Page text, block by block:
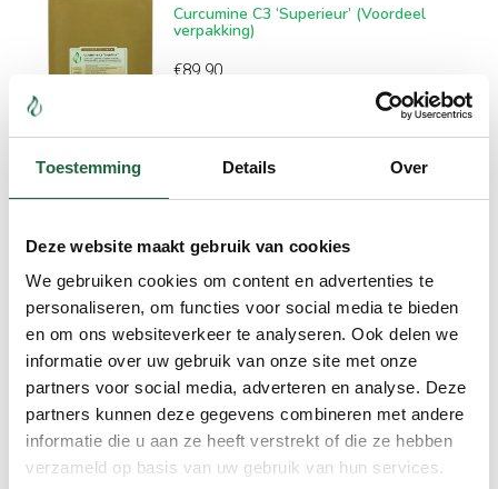
Toestemming Details Over
Deze website maakt gebruik van cookies
We gebruiken cookies om content en advertenties te
personaliseren, om functies voor social media te bieden
en om ons websiteverkeer te analyseren. Ook delen we
informatie over uw gebruik van onze site met onze
partners voor social media, adverteren en analyse. Deze
partners kunnen deze gegevens combineren met andere
informatie die u aan ze heeft verstrekt of die ze hebben
verzameld op basis van uw gebruik van hun services.
Curcumine C3 ‘Superieur’ (Voordeel
verpakking)
€89.90
Kurkuma Longa ‘Plus’ (2 Brievenbus
verpakkingen)
€59.90